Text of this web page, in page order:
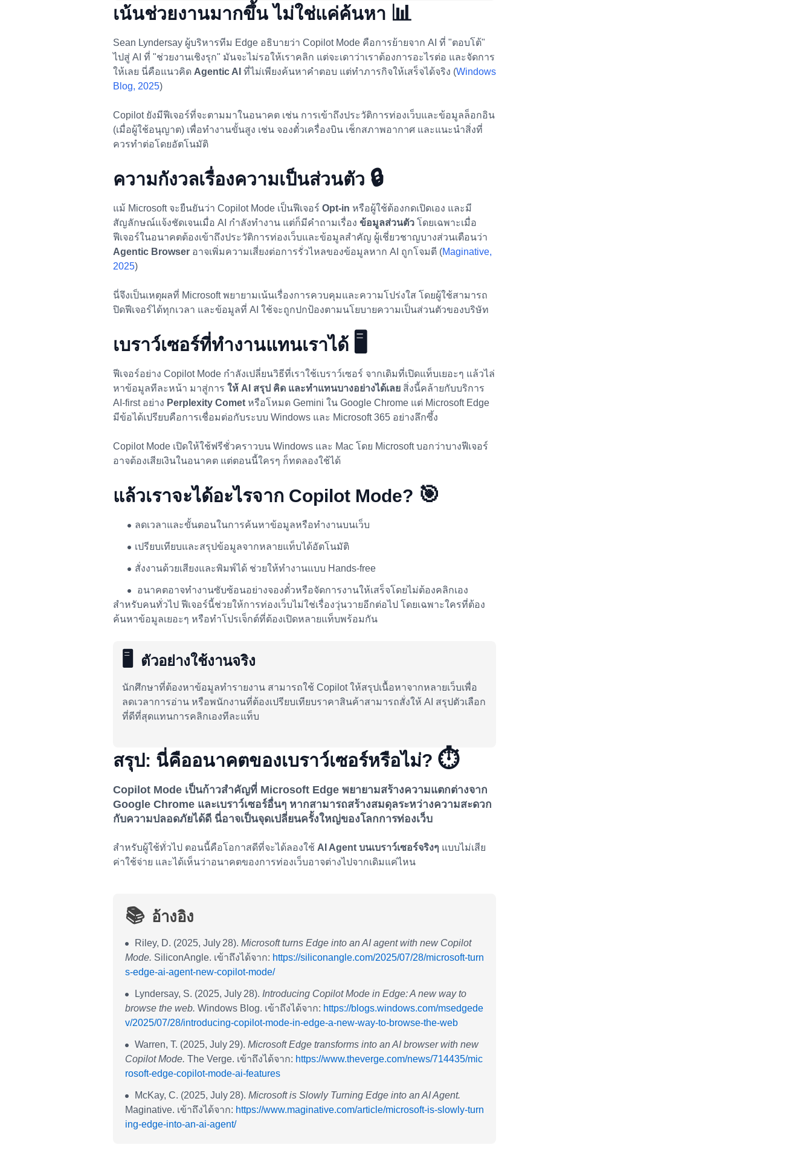
เน้นช่วยงานมากขึ้น ไม่ใช่แค่ค้นหา 📊
Sean Lyndersay ผู้บริหารทีม Edge อธิบายว่า Copilot Mode คือการย้ายจาก AI ที่ "ตอบโต้"
ไปสู่ AI ที่ "ช่วยงานเชิงรุก" มันจะไม่รอให้เราคลิก แต่จะเดาว่าเราต้องการอะไรต่อ และจัดการ
ให้เลย นี่คือแนวคิด Agentic AI ที่ไม่เพียงค้นหาคำตอบ แต่ทำภารกิจให้เสร็จได้จริง (Windows
Blog, 2025)
Copilot ยังมีฟีเจอร์ที่จะตามมาในอนาคต เช่น การเข้าถึงประวัติการท่องเว็บและข้อมูลล็อกอิน
(เมื่อผู้ใช้อนุญาต) เพื่อทำงานขั้นสูง เช่น จองตั๋วเครื่องบิน เช็กสภาพอากาศ และแนะนำสิ่งที่
ควรทำต่อโดยอัตโนมัติ
ความกังวลเรื่องความเป็นส่วนตัว 🔒
แม้ Microsoft จะยืนยันว่า Copilot Mode เป็นฟีเจอร์ Opt-in หรือผู้ใช้ต้องกดเปิดเอง และมี
สัญลักษณ์แจ้งชัดเจนเมื่อ AI กำลังทำงาน แต่ก็มีคำถามเรื่อง ข้อมูลส่วนตัว โดยเฉพาะเมื่อ
ฟีเจอร์ในอนาคตต้องเข้าถึงประวัติการท่องเว็บและข้อมูลสำคัญ ผู้เชี่ยวชาญบางส่วนเตือนว่า
Agentic Browser อาจเพิ่มความเสี่ยงต่อการรั่วไหลของข้อมูลหาก AI ถูกโจมตี (Maginative,
2025)
นี่จึงเป็นเหตุผลที่ Microsoft พยายามเน้นเรื่องการควบคุมและความโปร่งใส โดยผู้ใช้สามารถ
ปิดฟีเจอร์ได้ทุกเวลา และข้อมูลที่ AI ใช้จะถูกปกป้องตามนโยบายความเป็นส่วนตัวของบริษัท
เบราว์เซอร์ที่ทำงานแทนเราได้ 🖥️
ฟีเจอร์อย่าง Copilot Mode กำลังเปลี่ยนวิธีที่เราใช้เบราว์เซอร์ จากเดิมที่เปิดแท็บเยอะๆ แล้วไล่
หาข้อมูลทีละหน้า มาสู่การ ให้ AI สรุป คิด และทำแทนบางอย่างได้เลย สิ่งนี้คล้ายกับบริการ
AI-first อย่าง Perplexity Comet หรือโหมด Gemini ใน Google Chrome แต่ Microsoft Edge
มีข้อได้เปรียบคือการเชื่อมต่อกับระบบ Windows และ Microsoft 365 อย่างลึกซึ้ง
Copilot Mode เปิดให้ใช้ฟรีชั่วคราวบน Windows และ Mac โดย Microsoft บอกว่าบางฟีเจอร์
อาจต้องเสียเงินในอนาคต แต่ตอนนี้ใครๆ ก็ทดลองใช้ได้
แล้วเราจะได้อะไรจาก Copilot Mode? 🎯
ลดเวลาและขั้นตอนในการค้นหาข้อมูลหรือทำงานบนเว็บ
เปรียบเทียบและสรุปข้อมูลจากหลายแท็บได้อัตโนมัติ
สั่งงานด้วยเสียงและพิมพ์ได้ ช่วยให้ทำงานแบบ Hands-free
อนาคตอาจทำงานซับซ้อนอย่างจองตั๋วหรือจัดการงานให้เสร็จโดยไม่ต้องคลิกเอง
สำหรับคนทั่วไป ฟีเจอร์นี้ช่วยให้การท่องเว็บไม่ใช่เรื่องวุ่นวายอีกต่อไป โดยเฉพาะใครที่ต้อง
ค้นหาข้อมูลเยอะๆ หรือทำโปรเจ็กต์ที่ต้องเปิดหลายแท็บพร้อมกัน
🖥️ ตัวอย่างใช้งานจริง
นักศึกษาที่ต้องหาข้อมูลทำรายงาน สามารถใช้ Copilot ให้สรุปเนื้อหาจากหลายเว็บเพื่อ
ลดเวลาการอ่าน หรือพนักงานที่ต้องเปรียบเทียบราคาสินค้าสามารถสั่งให้ AI สรุปตัวเลือก
ที่ดีที่สุดแทนการคลิกเองทีละแท็บ
สรุป: นี่คืออนาคตของเบราว์เซอร์หรือไม่? ⏱️
Copilot Mode เป็นก้าวสำคัญที่ Microsoft Edge พยายามสร้างความแตกต่างจาก
Google Chrome และเบราว์เซอร์อื่นๆ หากสามารถสร้างสมดุลระหว่างความสะดวก
กับความปลอดภัยได้ดี นี่อาจเป็นจุดเปลี่ยนครั้งใหญ่ของโลกการท่องเว็บ
สำหรับผู้ใช้ทั่วไป ตอนนี้คือโอกาสดีที่จะได้ลองใช้ AI Agent บนเบราว์เซอร์จริงๆ แบบไม่เสีย
ค่าใช้จ่าย และได้เห็นว่าอนาคตของการท่องเว็บอาจต่างไปจากเดิมแค่ไหน
📚 อ้างอิง
Riley, D. (2025, July 28). Microsoft turns Edge into an AI agent with new Copilot
Mode. SiliconAngle. เข้าถึงได้จาก: https://siliconangle.com/2025/07/28/microsoft-turn
s-edge-ai-agent-new-copilot-mode/
Lyndersay, S. (2025, July 28). Introducing Copilot Mode in Edge: A new way to
browse the web. Windows Blog. เข้าถึงได้จาก: https://blogs.windows.com/msedgede
v/2025/07/28/introducing-copilot-mode-in-edge-a-new-way-to-browse-the-web
Warren, T. (2025, July 29). Microsoft Edge transforms into an AI browser with new
Copilot Mode. The Verge. เข้าถึงได้จาก: https://www.theverge.com/news/714435/mic
rosoft-edge-copilot-mode-ai-features
McKay, C. (2025, July 28). Microsoft is Slowly Turning Edge into an AI Agent.
Maginative. เข้าถึงได้จาก: https://www.maginative.com/article/microsoft-is-slowly-turn
ing-edge-into-an-ai-agent/